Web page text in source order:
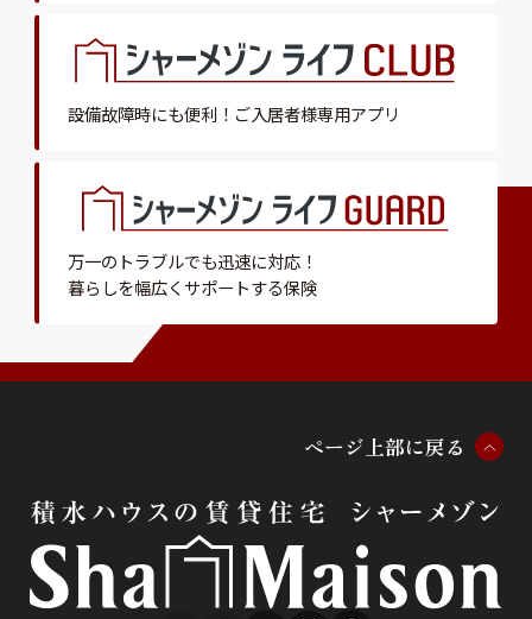
設備故障時にも便利！ ご入居者様専用アプリ
万一のトラブルでも迅速に対応！
暮らしを幅広くサポートする保険
ページ 上部に戻る